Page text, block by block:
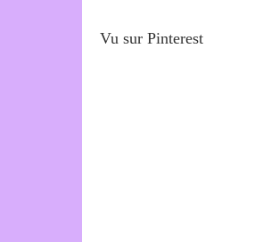
Vu sur Pinterest